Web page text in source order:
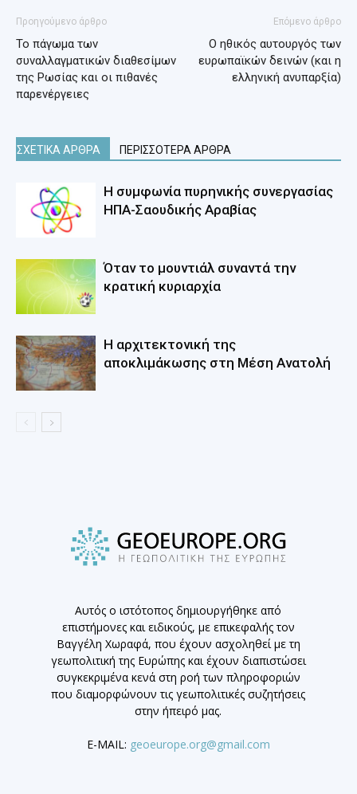
Προηγούμενο άρθρο
Το πάγωμα των
συναλλαγματικών διαθεσίμων
της Ρωσίας και οι πιθανές
παρενέργειες
Επόμενο άρθρο
Ο ηθικός αυτουργός των
ευρωπαϊκών δεινών (και η
ελληνική ανυπαρξία)
ΣΧΕΤΙΚΑ ΑΡΘΡΑ ΠΕΡΙΣΣΟΤΕΡΑ ΑΡΘΡΑ
Η συμφωνία πυρηνικής συνεργασίας
ΗΠΑ-Σαουδικής Αραβίας
Όταν το μουντιάλ συναντά την
κρατική κυριαρχία
Η αρχιτεκτονική της
αποκλιμάκωσης στη Mέση Aνατολή
Αυτός ο ιστότοπος δημιουργήθηκε από
επιστήμονες και ειδικούς, με επικεφαλής τον
Βαγγέλη Χωραφά, που έχουν ασχοληθεί με τη
γεωπολιτική της Ευρώπης και έχουν διαπιστώσει
συγκεκριμένα κενά στη ροή των πληροφοριών
που διαμορφώνουν τις γεωπολιτικές συζητήσεις
στην ήπειρό μας.
E-MAIL: geoeurope.org@gmail.com